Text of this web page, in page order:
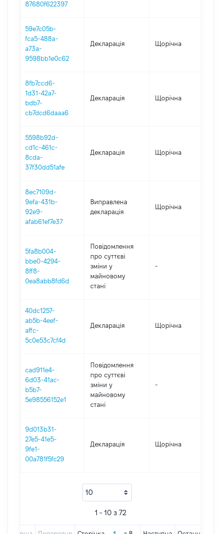
87680f622397
59e7c05b-
fca5-488a-
a73a-
9598bb1e0c62
Декларація Щорічна
8fb7ccd6-
1d31-42a7-
bdb7-
cb7dcd6daaa6
Декларація Щорічна
5598b92d-
cd1c-461c-
8cda-
37f30dd51afe
Декларація Щорічна
8ec7109d-
9efa-431b-
92e9-
afab61ef7e37
Виправлена
декларація
Щорічна
5fa8b004-
bbe0-4294-
8ff8-
0ea8abb8fd6d
Повідомлення
про суттєві
зміни y
майновому
стані
-
40dc1257-
ab5b-4eef-
affc-
5c0e53c7cf4d
Декларація Щорічна
cad911e4-
6d03-41ac-
b5b7-
5e98556152e1
Повідомлення
про суттєві
зміни y
майновому
стані
-
9d013b31-
27e5-41e5-
9fe1-
00a781f5fc29
Декларація Щорічна
1 - 10 з 72